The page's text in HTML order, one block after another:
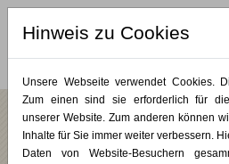
Zimmer 23
Hinweis zu Cookies
Unsere Webseite verwendet Cookies.
Zum einen sind sie erforderlich für
unserer Website. Zum anderen können
Inhalte für Sie immer weiter verbessern.
Daten von Website-Besuchern